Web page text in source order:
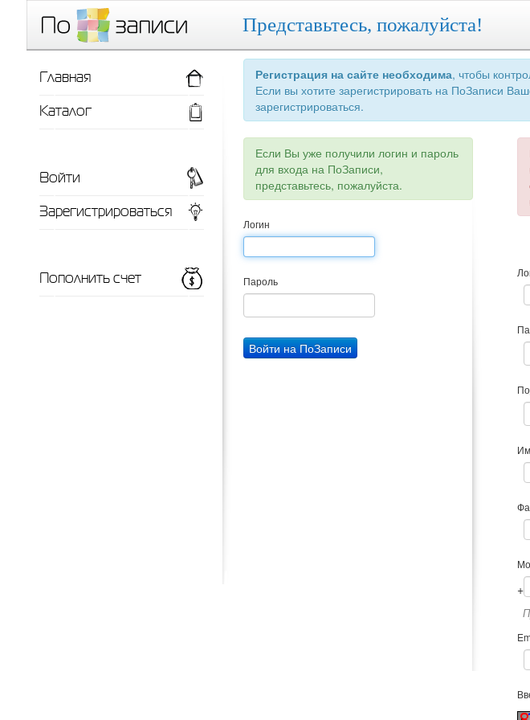
Представьтесь, пожалуйста!
Регистрация на сайте необходима, чтобы
Если вы хотите зарегистрировать на ПоЗаписи
зарегистрироваться.
Если Вы уже получили логин и пароль
для входа на ПоЗаписи,
представьтесь, пожалуйста.
Логин
Пароль
+
Главная
Каталог
Войти
Зарегистрироваться
Пополнить счет